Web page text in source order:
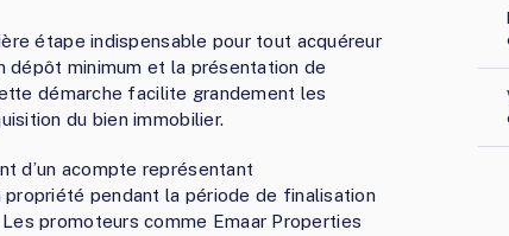
étape indispensable pour tout acquéreur
dépôt minimum et la présentation de
démarche facilite grandement les
du bien immobilier.
d’un acompte représentant
pendant la période de finalisation
promoteurs comme Emaar Properties